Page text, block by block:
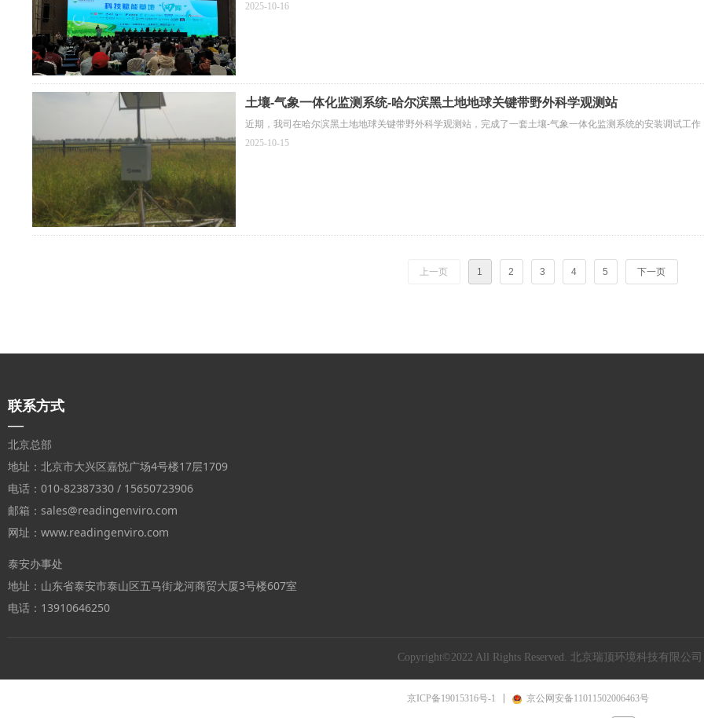
2025-10-16
土壤-气象一体化监测系统-哈尔滨黑土地地球关键带野外科学观测站
近期，我司在哈尔滨黑土地地球关键带野外科学观测站，完成了一套土壤-气象一体化监测系统的安装调试工作
2025-10-15
上一页 1 2 3 4 5 下一页
Copyright©2022 All Rights Reserved. 北京瑞顶环境科技有限公司
联系方式
—
北京总部
地址：北京市大兴区嘉悦广场4号楼17层1709
电话：010-82387330 / 15650723906
邮箱：sales@readingenviro.com
网址：www.readingenviro.com
泰安办事处
地址：山东省泰安市泰山区五马街龙河商贸大厦3号楼607室
电话：13910646250
京ICP备19015316号-1 京公网安备11011502006463号